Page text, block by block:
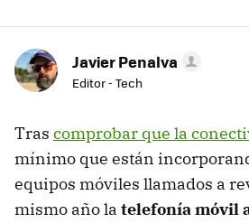
Javier Penalva
Editor - Tech
Tras comprobar que la
mínimo que están
equipos móviles llamados a
mismo año la telefonía móvil